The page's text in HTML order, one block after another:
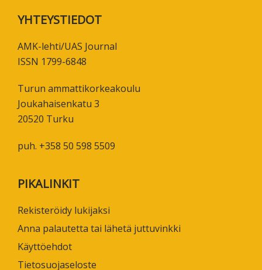
Footer
YHTEYSTIEDOT
AMK-lehti/UAS Journal
ISSN 1799-6848
Turun ammattikorkeakoulu
Joukahaisenkatu 3
20520 Turku
puh. +358 50 598 5509
PIKALINKIT
Rekisteröidy lukijaksi
Anna palautetta tai lähetä juttuvinkki
Käyttöehdot
Tietosuojaseloste